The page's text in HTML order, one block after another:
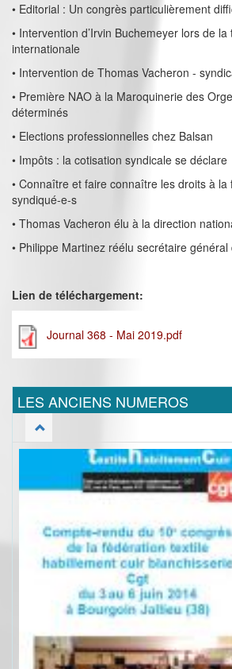
• Editorial : Un congrès particulièrement
• Intervention d’Irvin Buchemeyer lors de
internationale
• Intervention de Thomas Vacheron -
• Première NAO à la Maroquinerie des
déterminés
• Elections professionnelles chez Balsan
• Impôts : la cotisation syndicale se déclare
• Connaître et faire connaître les droits à la
syndiqué-e-s
• Thomas Vacheron élu à la direction
• Philippe Martinez réélu secrétaire général
Lien de téléchargement:
Journal 368 - Mai 2019.pdf
LES ANCIENS NUMEROS